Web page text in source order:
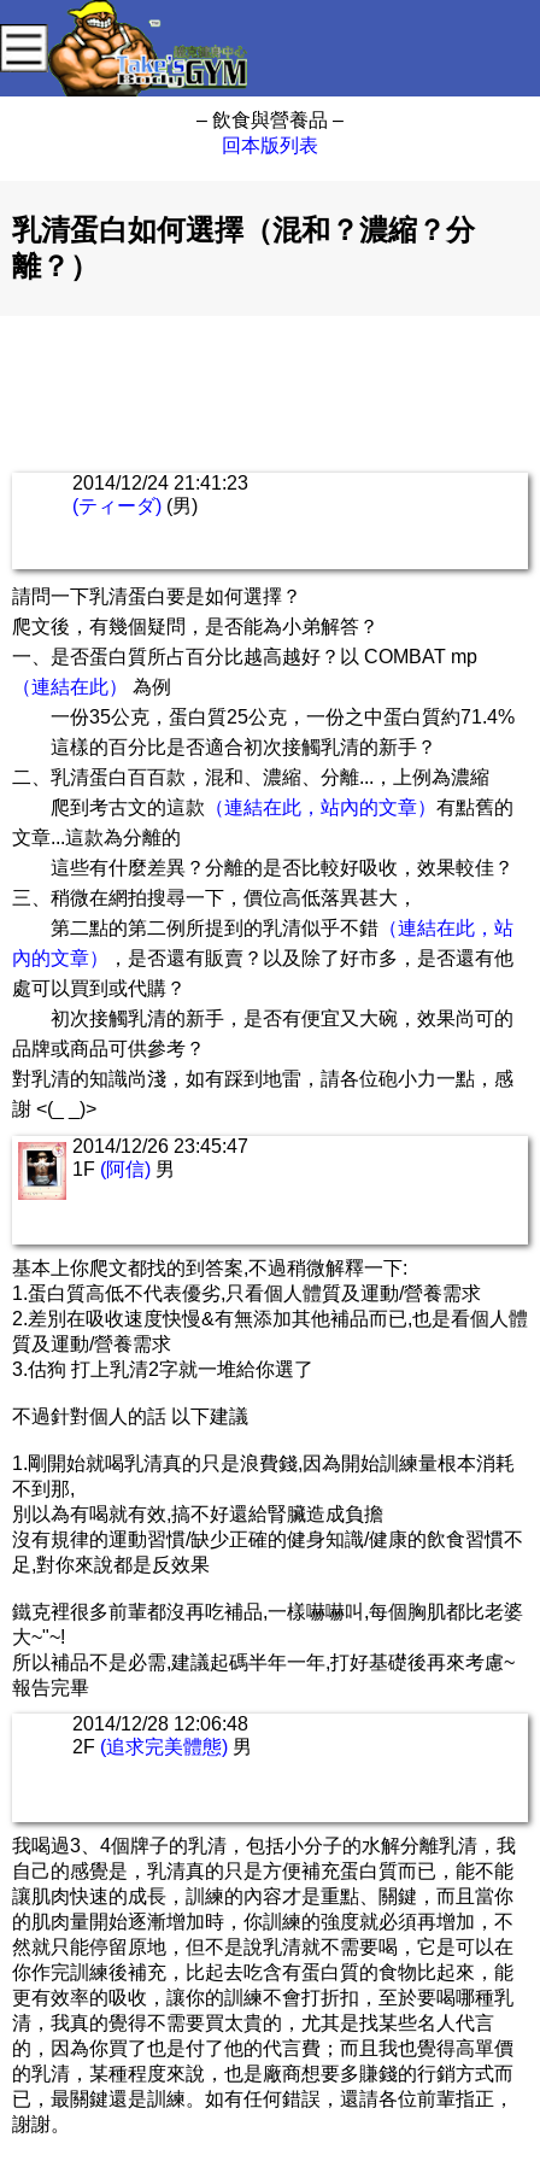
– 飲食與營養品 –
回本版列表
乳清蛋白如何選擇（混和？濃縮？分
離？）
2014/12/24 21:41:23
(ティーダ) (男)
請問一下乳清蛋白要是如何選擇？
爬文後，有幾個疑問，是否能為小弟解答？
一、是否蛋白質所占百分比越高越好？以 COMBAT mp
（連結在此）
為例
一份35公克，蛋白質25公克，一份之中蛋白質約71.4%
這樣的百分比是否適合初次接觸乳清的新手？
二、乳清蛋白百百款，混和、濃縮、分離...，上例為濃縮
爬到考古文的這款 （連結在此，站內的文章） 有點舊的
文章...這款為分離的
這些有什麼差異？分離的是否比較好吸收，效果較佳？
三、稍微在網拍搜尋一下，價位高低落異甚大，
第二點的第二例所提到的乳清似乎不錯 （連結在此，站
內的文章）
，是否還有販賣？以及除了好市多，是否還有他
處可以買到或代購？
初次接觸乳清的新手，是否有便宜又大碗，效果尚可的
品牌或商品可供參考？
對乳清的知識尚淺，如有踩到地雷，請各位砲小力一點，感
謝 <(_ _)>
2014/12/26 23:45:47
1F (阿信) 男
基本上你爬文都找的到答案,不過稍微解釋一下:
1.蛋白質高低不代表優劣,只看個人體質及運動/營養需求
2.差別在吸收速度快慢&有無添加其他補品而已,也是看個人體
質及運動/營養需求
3.估狗 打上乳清2字就一堆給你選了
不過針對個人的話 以下建議
1.剛開始就喝乳清真的只是浪費錢,因為開始訓練量根本消耗
不到那,
別以為有喝就有效,搞不好還給腎臟造成負擔
沒有規律的運動習慣/缺少正確的健身知識/健康的飲食習慣不
足,對你來說都是反效果
鐵克裡很多前輩都沒再吃補品,一樣嚇嚇叫,每個胸肌都比老婆
大~"~!
所以補品不是必需,建議起碼半年一年,打好基礎後再來考慮~
報告完畢
2014/12/28 12:06:48
2F (追求完美體態) 男
我喝過3、4個牌子的乳清，包括小分子的水解分離乳清，我
自己的感覺是，乳清真的只是方便補充蛋白質而已，能不能
讓肌肉快速的成長，訓練的內容才是重點、關鍵，而且當你
的肌肉量開始逐漸增加時，你訓練的強度就必須再增加，不
然就只能停留原地，但不是說乳清就不需要喝，它是可以在
你作完訓練後補充，比起去吃含有蛋白質的食物比起來，能
更有效率的吸收，讓你的訓練不會打折扣，至於要喝哪種乳
清，我真的覺得不需要買太貴的，尤其是找某些名人代言
的，因為你買了也是付了他的代言費；而且我也覺得高單價
的乳清，某種程度來說，也是廠商想要多賺錢的行銷方式而
已，最關鍵還是訓練。如有任何錯誤，還請各位前輩指正，
謝謝。